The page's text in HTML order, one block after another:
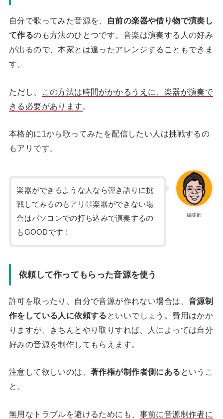
自分で歌ってみた音源を、
自前の楽器や借り物で演奏し
て作るのも方法のひとつです。音楽は演奏する人の好み
が出るので、本家とは違ったアレンジすることもできま
す。
ただし、
この方法は時間がかかるうえに、楽器が演奏で
きる必要があります
本格的に1から歌ってみたを配信したい人は挑戦するの
もアリです。
編集部
楽器ができるような人なら弾き語りに挑
戦してみるのもアリ◎楽器ができない場
合はパソコンでの打ち込みで演奏するの
もGOODです！
依頼して作ってもらった音源を使う
許可を取ったり、自分で音源が作れない場合は、 音源制
作をしている人に依頼する といいでしょう。費用はかか
りますが、きちんとやり取りすれば、人によっては自分
好みの音源を制作してもらえます。
注意して欲しいのは、著作権が制作者側にある というこ
と。
無用なトラブルを避けるためにも、 事前に音源制作者に